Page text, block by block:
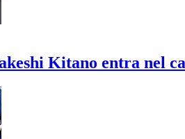
Kitano entra nel